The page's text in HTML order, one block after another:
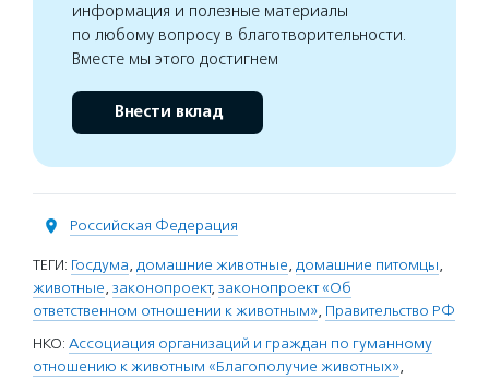
информация и полезные материалы
по любому вопросу в благотворительности.
Вместе мы этого достигнем
Внести вклад
Российская Федерация
ТЕГИ: Госдума, домашние животные, домашние питомцы,
животные, законопроект, законопроект «Об
ответственном отношении к животным», Правительство РФ
НКО: Ассоциация организаций и граждан по гуманному
отношению к животным «Благополучие животных»,